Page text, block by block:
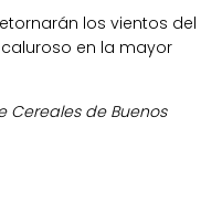
los vientos del
en la mayor
Cereales de Buenos